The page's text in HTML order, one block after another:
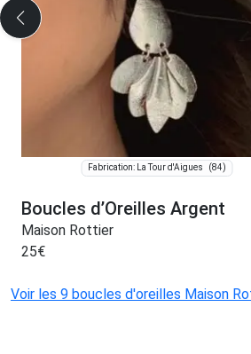
Fabrication: La Tour d'Aigues (84)
Boucles d’Oreilles Argent
Maison Rottier
25€
Voir les 9 boucles d'oreilles Maison